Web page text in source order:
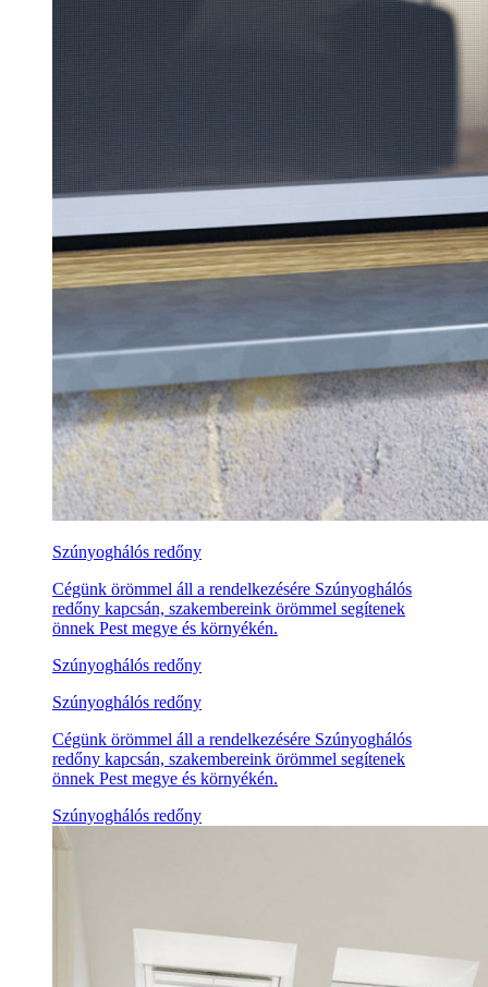
Szúnyoghálós redőny
Cégünk örömmel áll a rendelkezésére Szúnyoghálós
redőny kapcsán, szakembereink örömmel segítenek
önnek Pest megye és környékén.
Szúnyoghálós redőny
Szúnyoghálós redőny
Cégünk örömmel áll a rendelkezésére Szúnyoghálós
redőny kapcsán, szakembereink örömmel segítenek
önnek Pest megye és környékén.
Szúnyoghálós redőny